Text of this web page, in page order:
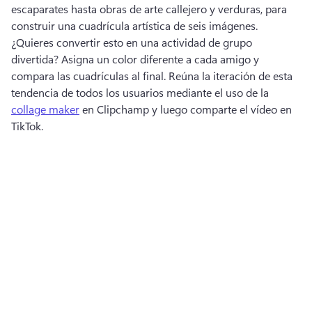
escaparates hasta obras de arte callejero y verduras, para
¿Quieres convertir esto en una actividad de grupo
divertida? Asigna un color diferente a cada amigo y
compara las cuadrículas al final. Reúna la iteración de esta
tendencia de todos los usuarios mediante el uso de la
collage maker en Clipchamp y luego comparte el vídeo en
TikTok.